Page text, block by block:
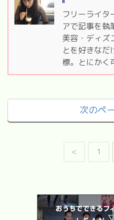
フリーライタ
アで記事を執
美容・ディズ
とを好きなだ
標。とにかく
次のペ
< 1